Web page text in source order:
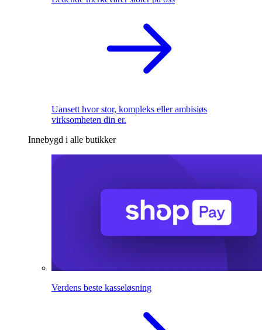
Uansett hvor stor, kompleks eller ambisiøs
virksomheten din er.
Innebygd i alle butikker
Verdens beste kasseløsning